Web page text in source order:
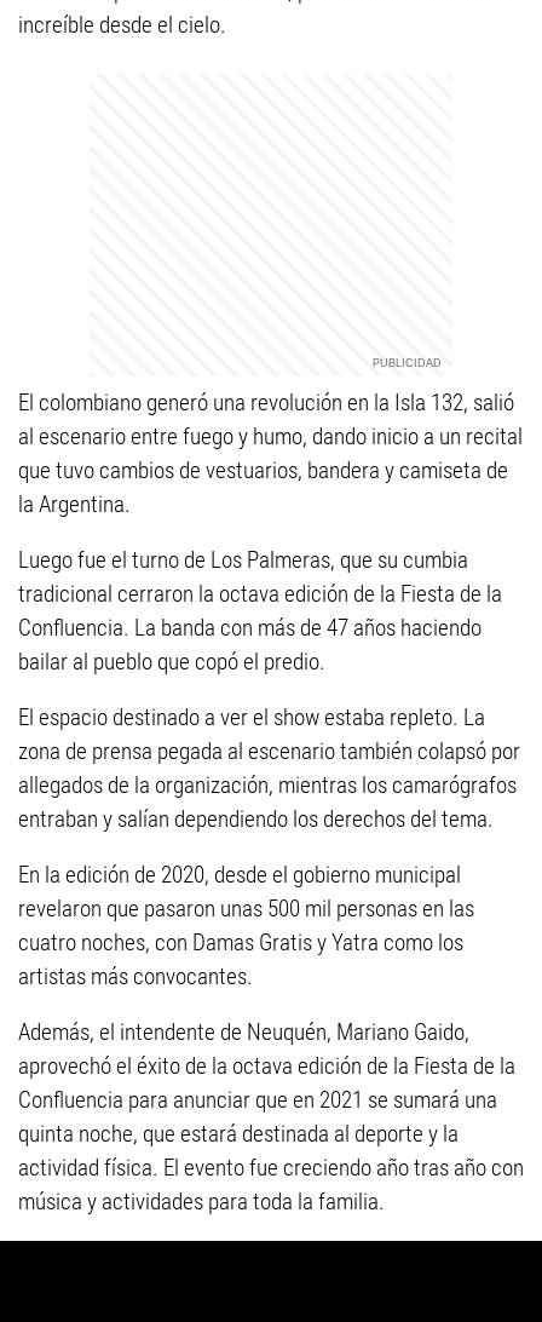
increíble desde el cielo.
El colombiano generó una revolución en la Isla 132, salió
al escenario entre fuego y humo, dando inicio a un recital
que tuvo cambios de vestuarios, bandera y camiseta de
la Argentina.
Luego fue el turno de Los Palmeras, que su cumbia
tradicional cerraron la octava edición de la Fiesta de la
Confluencia. La banda con más de 47 años haciendo
bailar al pueblo que copó el predio.
El espacio destinado a ver el show estaba repleto. La
zona de prensa pegada al escenario también colapsó por
allegados de la organización, mientras los camarógrafos
entraban y salían dependiendo los derechos del tema.
En la edición de 2020, desde el gobierno municipal
revelaron que pasaron unas 500 mil personas en las
cuatro noches, con Damas Gratis y Yatra como los
artistas más convocantes.
Además, el intendente de Neuquén, Mariano Gaido,
aprovechó el éxito de la octava edición de la Fiesta de la
Confluencia para anunciar que en 2021 se sumará una
quinta noche, que estará destinada al deporte y la
actividad física. El evento fue creciendo año tras año con
música y actividades para toda la familia.